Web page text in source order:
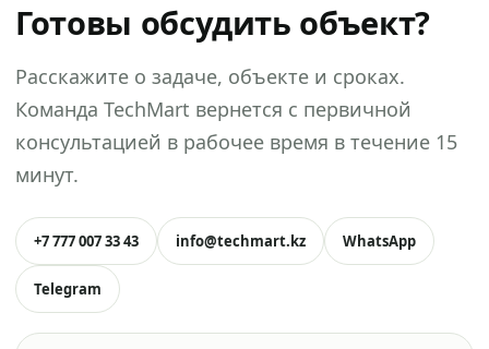
Готовы обсудить объект?
Расскажите о задаче, объекте и сроках.
Команда TechMart вернется с первичной
консультацией в рабочее время в течение 15
минут.
+7 777 007 33 43 info@techmart.kz WhatsApp
Telegram